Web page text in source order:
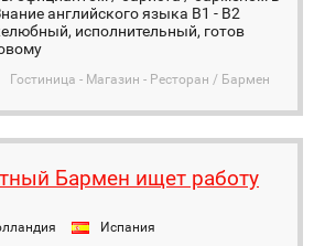
английского языка B1 - B2
исполнительный, готов
Гостиница - Магазин - Ресторан / Бармен
Бармен ищет работу
Испания